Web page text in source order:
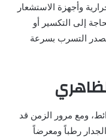
وأجهزة الاستشعار
إلى التكسير أو
التسرب بسرعة
ومع مرور الزمن قد
رطباً ومعرضاً